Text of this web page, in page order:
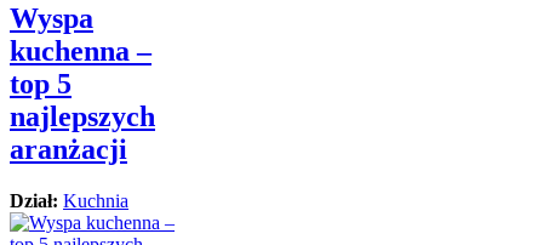
Wyspa
kuchenna –
top 5
najlepszych
aranżacji
Dział: Kuchnia